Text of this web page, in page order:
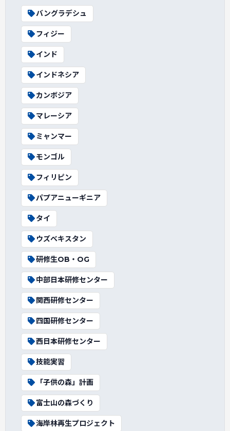
バングラデシュ
フィジー
インド
インドネシア
カンボジア
マレーシア
ミャンマー
モンゴル
フィリピン
パプアニューギニア
タイ
ウズベキスタン
研修生OB・OG
中部日本研修センター
関西研修センター
四国研修センター
西日本研修センター
技能実習
「子供の森」計画
富士山の森づくり
海岸林再生プロジェクト